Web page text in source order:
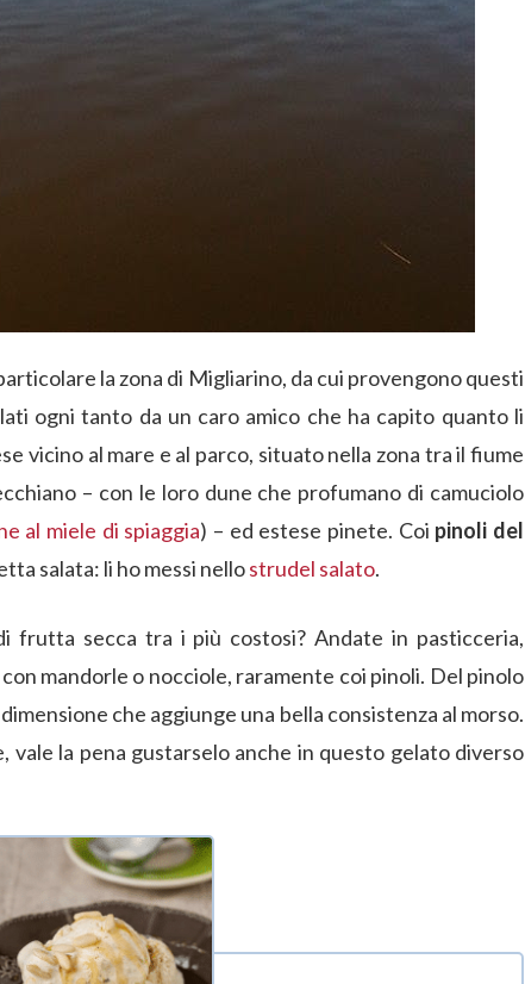
la zona di Migliarino, da cui provengono questi
ogni tanto da un caro amico che ha capito quanto li
vicino al mare e al parco, situato nella zona tra il fiume
– con le loro dune che profumano di camuciolo
al miele di spiaggia) – ed estese pinete. Coi pinoli del
salata: li ho messi nellostrudel salato.
frutta secca tra i più costosi? Andate in pasticceria,
mandorle o nocciole, raramente coi pinoli. Del pinolo
che aggiunge una bella consistenza al morso.
vale la pena gustarselo anche in questo gelato diverso